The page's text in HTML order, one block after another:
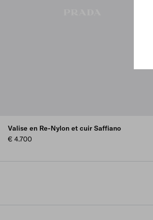
Valise en Re-Nylon et cuir Saffiano
€ 4.700